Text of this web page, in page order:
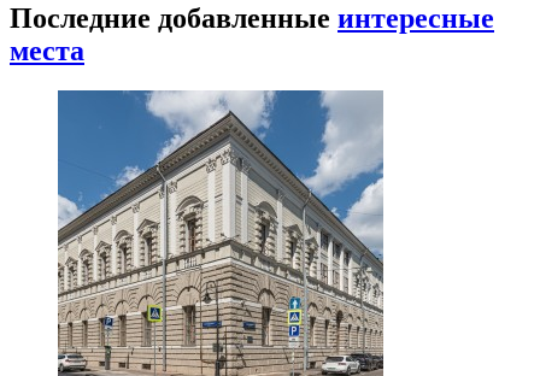
Последние добавленные интересные
места